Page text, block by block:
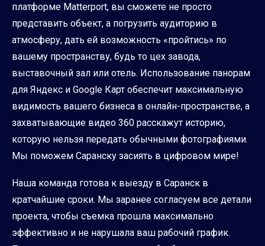
платформе Matterport, вы сможете не просто
представить объект, а погрузить аудиторию в
атмосферу, дать ей возможность «пройтись» по
вашему пространству, будь то цех завода,
выставочный зал или отель. Использование панорам
для Яндекс и Google Карт обеспечит максимальную
видимость вашего бизнеса в онлайн-пространстве, а
захватывающие видео 360 расскажут историю,
которую нельзя передать обычными фотографиями.
Мы поможем Саранску засиять в цифровом мире!
Наша команда готова к выезду в Саранск в
кратчайшие сроки. Мы заранее согласуем все детали
проекта, чтобы съемка прошла максимально
эффективно и не нарушала ваш рабочий график.